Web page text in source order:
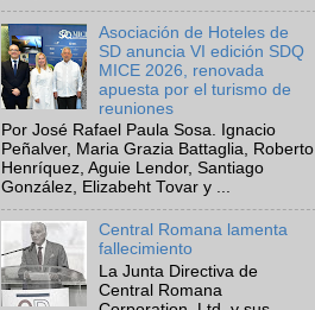
Asociación de Hoteles de
SD anuncia VI edición SDQ
MICE 2026, renovada
apuesta por el turismo de
reuniones
Por José Rafael Paula Sosa. Ignacio
Peñalver, Maria Grazia Battaglia, Roberto
Henríquez, Aguie Lendor, Santiago
González, Elizabeht Tovar y ...
Central Romana lamenta
fallecimiento
La Junta Directiva de
Central Romana